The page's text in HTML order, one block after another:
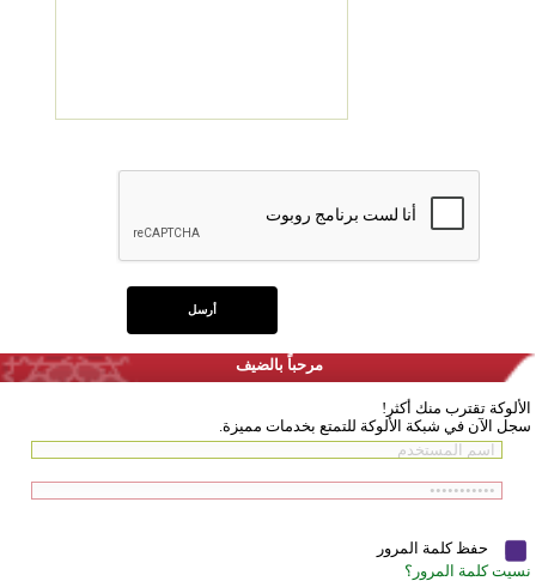
مرحباً بالضيف
الألوكة تقترب منك أكثر!
سجل الآن في شبكة الألوكة للتمتع بخدمات مميزة.
حفظ كلمة المرور
نسيت كلمة المرور؟